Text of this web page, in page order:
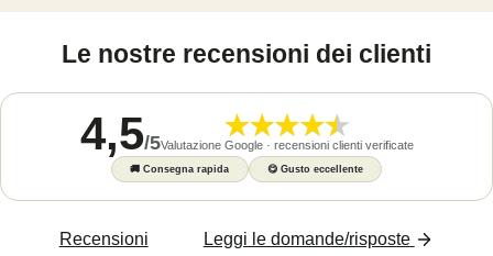
Le nostre recensioni dei clienti
4,5/5Valutazione Google · recensioni clienti verificate
🚚Consegna rapida 😋 Gusto eccellente
Recensioni Leggi le domande/risposte